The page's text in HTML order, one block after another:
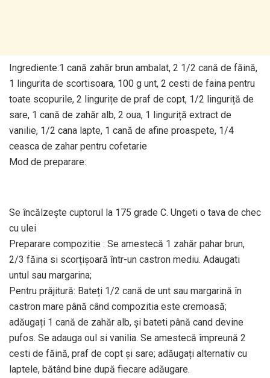
Ingrediente:1 cană zahăr brun ambalat, 2 1/2 cană de făină,
1 lingurita de scortisoara, 100 g unt, 2 cesti de faina pentru
toate scopurile, 2 lingurițe de praf de copt, 1/2 linguriță de
sare, 1 cană de zahăr alb, 2 oua, 1 linguriță extract de
vanilie, 1/2 cana lapte, 1 cană de afine proaspete, 1/4
ceasca de zahar pentru cofetarie
Mod de preparare:
Se încălzește cuptorul la 175 grade C. Ungeti o tava de chec
cu ulei
Preparare compozitie : Se amestecă 1 zahăr pahar brun,
2/3 făina si scorțișoară într-un castron mediu. Adaugati
untul sau margarina;
Pentru prăjitură: Bateți 1/2 cană de unt sau margarină în
castron mare până când compozitia este cremoasă;
adăugați 1 cană de zahăr alb, și bateti până cand devine
pufos. Se adauga oul si vanilia. Se amestecă împreună 2
cesti de făină, praf de copt și sare; adăugați alternativ cu
laptele, bătând bine după fiecare adăugare.